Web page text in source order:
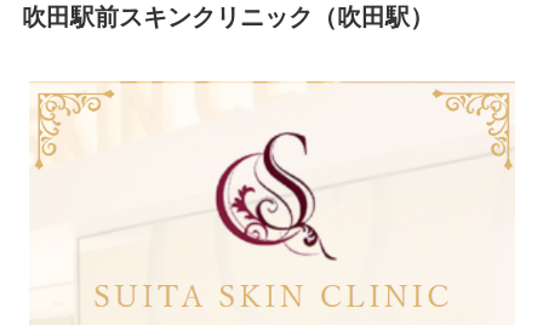
吹田駅前スキンクリニック（吹田駅）